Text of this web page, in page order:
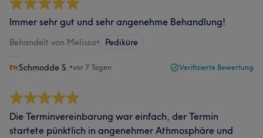
Immer sehr gut und sehr angenehme Behandlung!
Behandelt von Melissa• Pediküre
Schmodde S. •vor 7 Tagen Verifizierte Bewertung
Die Terminvereinbarung war einfach, der Termin
startete pünktlich in angenehmer Athmosphäre und